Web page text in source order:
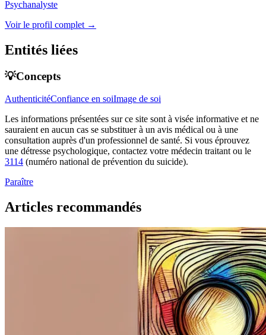
Psychanalyste
Voir le profil complet →
Entités liées
💡Concepts
AuthenticitéConfiance en soiImage de soi
Les informations présentées sur ce site sont à visée informative et ne
sauraient en aucun cas se substituer à un avis médical ou à une
consultation auprès d'un professionnel de santé. Si vous éprouvez
une détresse psychologique, contactez votre médecin traitant ou le
3114 (numéro national de prévention du suicide).
Paraître
Articles recommandés